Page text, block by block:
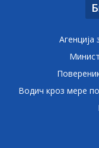
Агенција
Водич кроз мере